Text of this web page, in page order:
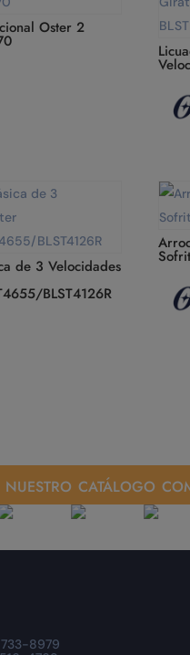
Oster 2
de 3 Velocidades
BLST4126R
catálogo
8979